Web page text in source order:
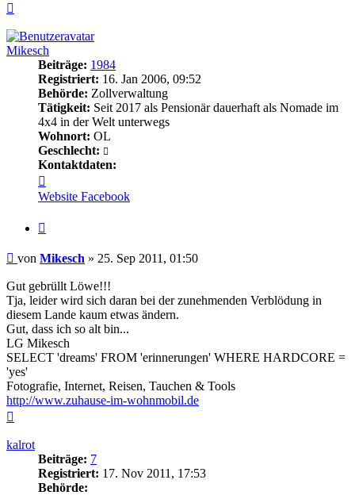
Mikesch
Beiträge: 1984
Registriert: 16. Jan 2006, 09:52
Behörde: Zollverwaltung
Tätigkeit: Seit 2017 als Pensionär dauerhaft als Nomade im
4x4 in der Welt unterwegs
Wohnort: OL
Geschlecht:
Kontaktdaten:
von
Mikesch
Website Facebook
Beitrag
von Mikesch » 25. Sep 2011, 01:50
Gut gebrüllt Löwe!!!
Tja, leider wird sich daran bei der zunehmenden Verblödung in
diesem Lande kaum etwas ändern.
Gut, dass ich so alt bin...
LG Mikesch
SELECT 'dreams' FROM 'erinnerungen' WHERE HARDCORE =
'yes'
Fotografie, Internet, Reisen, Tauchen & Tools
http://www.zuhause-im-wohnmobil.de
kalrot
Beiträge: 7
Registriert: 17. Nov 2011, 17:53
Behörde: